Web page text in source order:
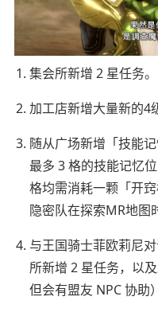
集会所新增 2 星任务。
加工店新增大量新的4
随从广场新增「技能
最多 3 格的技能记忆
格均需消耗一颗「开
隐密队在探索MR地图
与王国骑士菲欧莉尼
所新增 2 星任务，以
但会有盟友 NPC 协助